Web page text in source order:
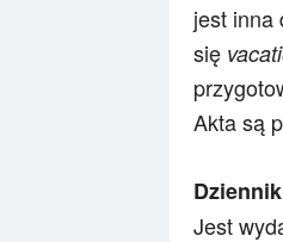
jest inna
się
Akta są
Jest